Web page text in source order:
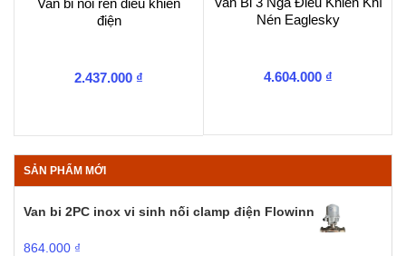
điện
2.437.000 ₫
Nén Eaglesky
4.604.000 ₫
SẢN PHẨM MỚI
Van bi 2PC inox vi sinh nối clamp điện Flowinn
864.000 ₫